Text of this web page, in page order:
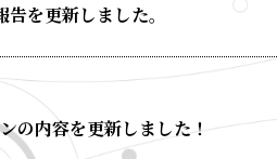
を更新しました。
内容を更新しました！